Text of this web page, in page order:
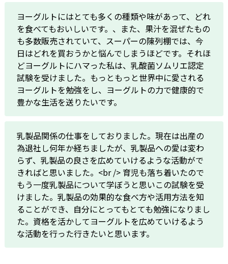
ヨーグルトにはとても多くの種類や味があって、どれ
を食べてもおいしいです。、また、果汁を混ぜたもの
も多数販売されていて、スーパーの陳列棚では、今
日はどれを買おうかと悩んでしまうほどです。それほ
どヨーグルトにハマった私は、乳酸菌ソムリエ認定
試験を受けました。もっともっと世界中に愛される
ヨーグルトを勉強をし、ヨーグルトの力で健康的で
豊かな生活を送りたいです。
乳製品関係の仕事をしておりました。現在は出産の
為退社し何年か経ちましたが、乳製品への愛は変わ
らず、乳製品の良さを広めていけるような活動がで
きればと思いました。<br /> 育児も落ち着いたので
もう一度乳製品について学ぼうと思いこの試験を受
けました。乳製品の効果的な食べ方や活用方法を知
ることができ、自分にとってもとても勉強になりまし
た。資格を活かしてヨーグルトを広めていけるよう
な活動を行った行きたいと思います。